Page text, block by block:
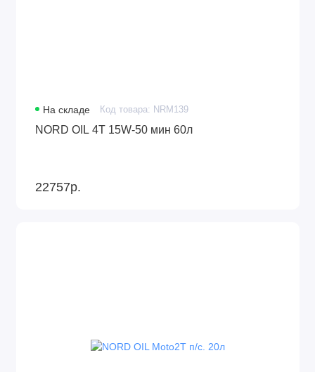
На складе Код товара: NRM139
NORD OIL 4Т 15W-50 мин 60л
22757р.